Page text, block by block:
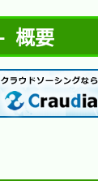
概要